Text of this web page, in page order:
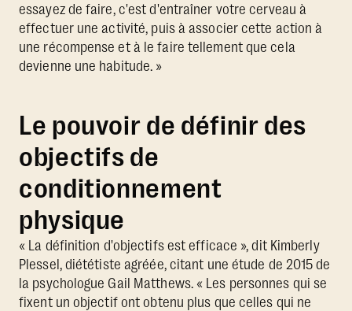
essayez de faire, c'est d'entraîner votre cerveau à
effectuer une activité, puis à associer cette action à
une récompense et à le faire tellement que cela
devienne une habitude. »
Le pouvoir de définir des
objectifs de
conditionnement
physique
« La définition d'objectifs est efficace », dit Kimberly
Plessel, diététiste agréée, citant une étude de 2015 de
la psychologue Gail Matthews. « Les personnes qui se
fixent un objectif ont obtenu plus que celles qui ne